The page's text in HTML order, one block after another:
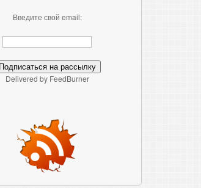
Введите свой email:
Delivered by FeedBurner